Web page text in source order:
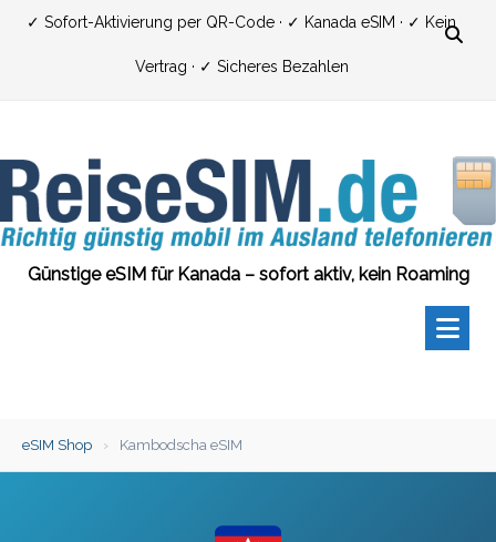
Zum✓ Sofort-Aktivierung per QR-Code · ✓ Kanada eSIM · ✓ Kein
Vertrag · ✓ Sicheres Bezahlen
Günstige eSIM für Kanada – sofort aktiv, kein Roaming
eSIM Shop › Kambodscha eSIM